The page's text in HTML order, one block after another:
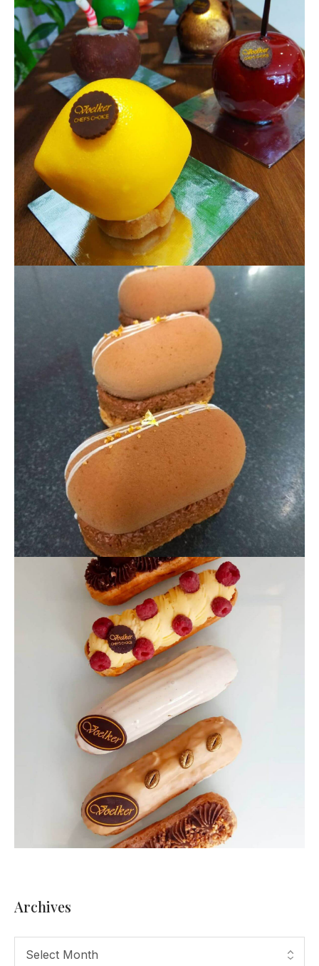
Archives